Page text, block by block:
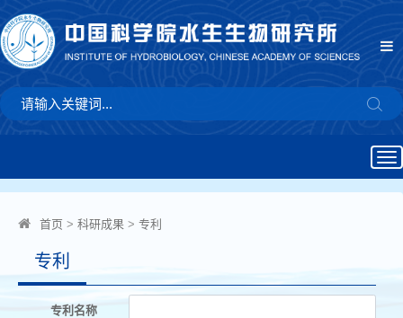
首页 > 科研成果 > 专利
专利
专利名称